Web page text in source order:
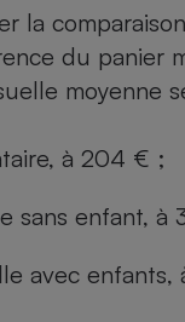
la
du panier
moyenne
à 204 € ;
sans enfant, à
avec